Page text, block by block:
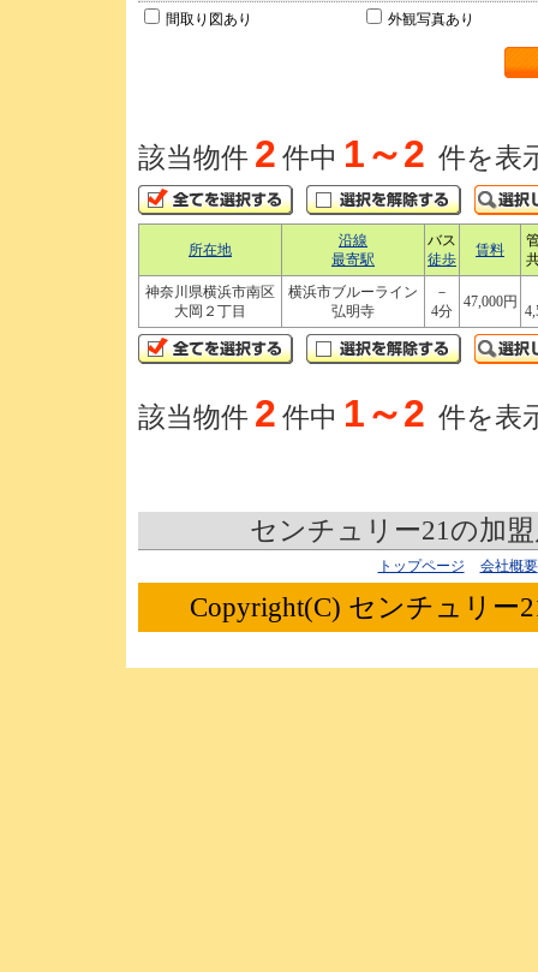
間取り図あり 外観写真あり
該当物件 2 件中 1～2 件を表
所在地
沿線
最寄駅
バス
徒歩
賃料
神奈川県横浜市南区
大岡２丁目
横浜市ブルーライン
弘明寺
－
4分
47,000円
該当物件 2 件中 1～2 件を表
センチュリー21の加
トップページ 会社概要
Copyright(C) センチュリー